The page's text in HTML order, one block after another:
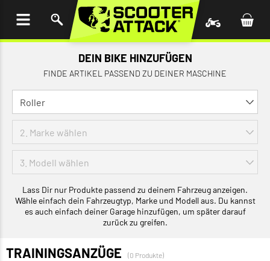
DEIN BIKE HINZUFÜGEN
FINDE ARTIKEL PASSEND ZU DEINER MASCHINE
Lass Dir nur Produkte passend zu deinem Fahrzeug anzeigen.
Wähle einfach dein Fahrzeugtyp, Marke und Modell aus. Du kannst
es auch einfach deiner Garage hinzufügen, um später darauf
zurück zu greifen.
TRAININGSANZÜGE (0 Produkte)